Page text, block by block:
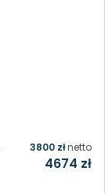
4674 zł
3800 złnetto